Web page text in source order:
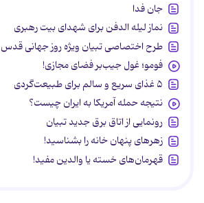
جان فدا
نماز لیله الدفن برای شهدای بیت رهبری
طرح اختصاصی تبیان ویژه روز جهانی قدس
فومو؛ غول جیب‌بر فضای مجازی!
۵ غذای سریع و سالم برای طبیعت‌گردی
نتیجه حمله آمریکا به ایران چیست؟
رونمایی از اتاق برق جدید تبیان
زهرهای پنهان خانه را بشناسید!
قهرمان‌های خسته یا والدین مفید!